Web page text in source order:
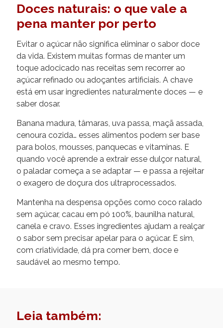
Doces naturais: o que vale a
pena manter por perto
Evitar o açúcar não significa eliminar o sabor doce
da vida. Existem muitas formas de manter um
toque adocicado nas receitas sem recorrer ao
açúcar refinado ou adoçantes artificiais. A chave
está em usar ingredientes naturalmente doces — e
saber dosar.
Banana madura, tâmaras, uva passa, maçã assada,
cenoura cozida… esses alimentos podem ser base
para bolos, mousses, panquecas e vitaminas. E
quando você aprende a extrair esse dulçor natural,
o paladar começa a se adaptar — e passa a rejeitar
o exagero de doçura dos ultraprocessados.
Mantenha na despensa opções como coco ralado
sem açúcar, cacau em pó 100%, baunilha natural,
canela e cravo. Esses ingredientes ajudam a realçar
o sabor sem precisar apelar para o açúcar. E sim,
com criatividade, dá pra comer bem, doce e
saudável ao mesmo tempo.
Leia também: